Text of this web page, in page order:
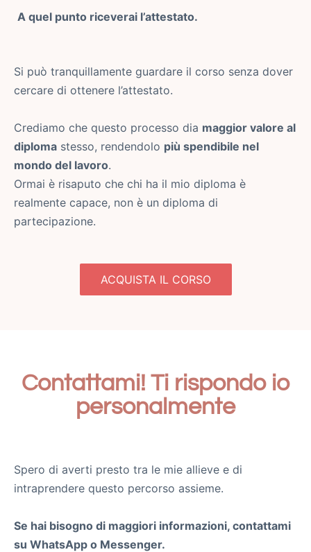
A quel punto riceverai l’attestato.
Si può tranquillamente guardare il corso senza dover
cercare di ottenere l’attestato.
Crediamo che questo processo dia maggior valore al
diploma stesso, rendendolo più spendibile nel
mondo del lavoro.
Ormai è risaputo che chi ha il mio diploma è
realmente capace, non è un diploma di
partecipazione.
ACQUISTA IL CORSO
Contattami! Ti rispondo io
personalmente
Spero di averti presto tra le mie allieve e di
intraprendere questo percorso assieme.
Se hai bisogno di maggiori informazioni, contattami
su WhatsApp o Messenger.